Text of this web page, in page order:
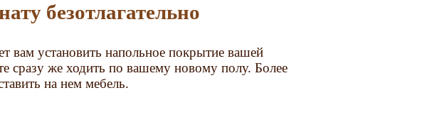
безотлагательно
вам установить напольное покрытие вашей
же ходить по вашему новому полу. Более
на нем мебель.